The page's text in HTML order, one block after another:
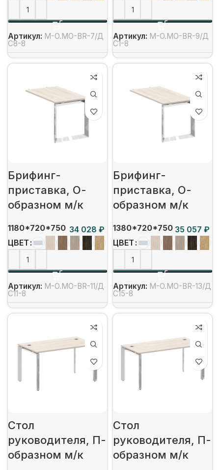
Артикул: M-O.MO-BR-7/Д
С8-8
Артикул: M-O.MO-BR-9/Д
С1-8
Брифинг-
приставка, О-
образном м/к
1180*720*750
₽
ЦВЕТ
Артикул: M-O.MO-BR-11/Д
С11-8
Брифинг-
приставка, О-
образном м/к
1380*720*750
₽
ЦВЕТ
Артикул: M-O.MO-BR-13/Д
С15-8
Стол
руководителя, П-
образном м/к
Стол
руководителя, П-
образном м/к